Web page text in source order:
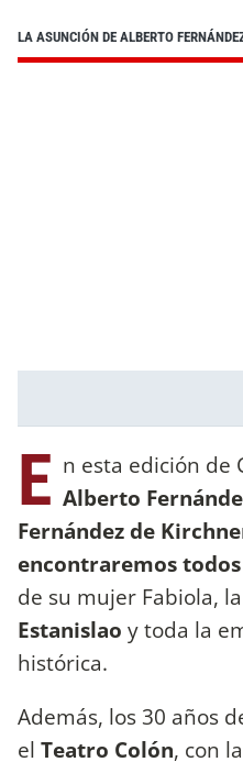
LA ASUNCIÓN DE ALBERTO
E n esta edición de
Alberto
Fernández de
encontraremos
de su mujer Fabiola,
Estanislao y toda la
histórica.
Además, los 30 años
el Teatro Colón, con